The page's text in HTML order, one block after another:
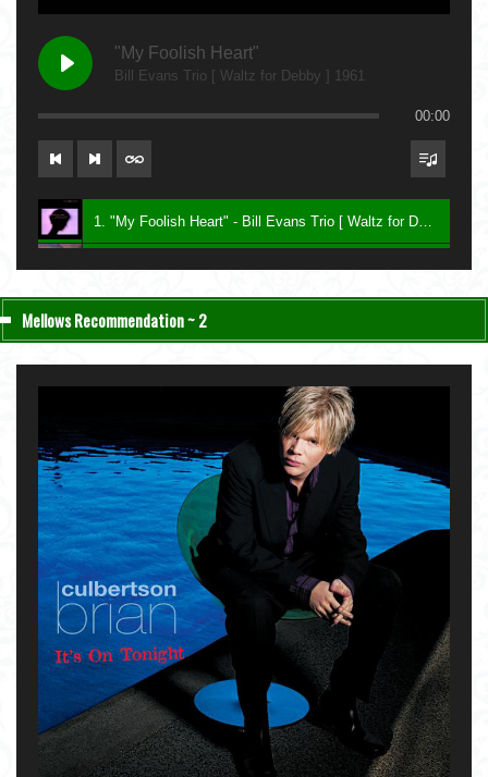
"My Foolish Heart"
Bill Evans Trio [ Waltz for Debby ] 1961
00:00
Mellows Recommendation ~ 2